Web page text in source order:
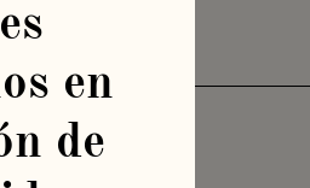
en
de